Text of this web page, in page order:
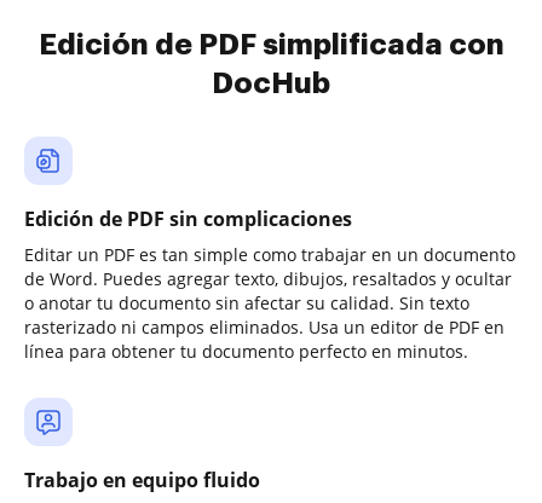
Edición de PDF simplificada con
DocHub
Edición de PDF sin complicaciones
Editar un PDF es tan simple como trabajar en un documento
de Word. Puedes agregar texto, dibujos, resaltados y ocultar
o anotar tu documento sin afectar su calidad. Sin texto
rasterizado ni campos eliminados. Usa un editor de PDF en
línea para obtener tu documento perfecto en minutos.
Trabajo en equipo fluido